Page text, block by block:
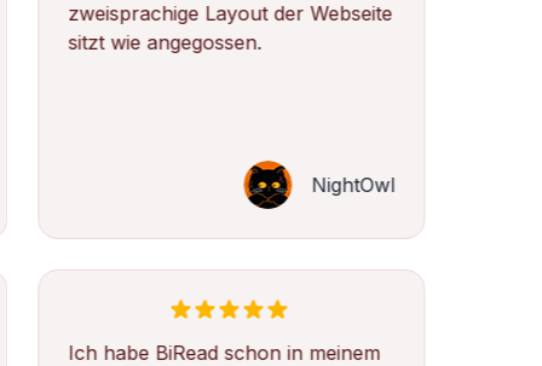
zweisprachige Layout der Webseite
sitzt wie angegossen.
NightOwl
Ich habe BiRead schon in meinem